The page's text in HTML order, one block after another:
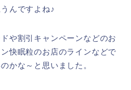
んですよね♪
や割引キャンペーンなどのお
快眠粒のお店のラインなどで
かな～と思いました。